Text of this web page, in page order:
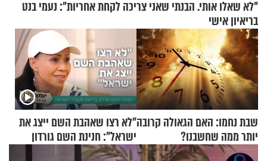
"לא שאלו אותי. הבנתי שאני צריכה לקחת אחריות": נעמי בנט
בריאיון אישי
שבת נחמו: האם הגאולה קרובה
יותר ממה שחשבנו?
"לא רצו שאהבת השם ייצג את
ישראל": חנינת השם גורדון
בריאיון מעורר השראה